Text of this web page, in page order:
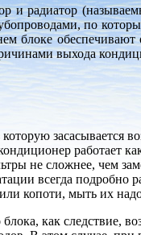
и радиатор
по
блоке
выхода
засасывается
работает
не сложнее, чем
всегда подробно
копоти, мыть их
как следствие,